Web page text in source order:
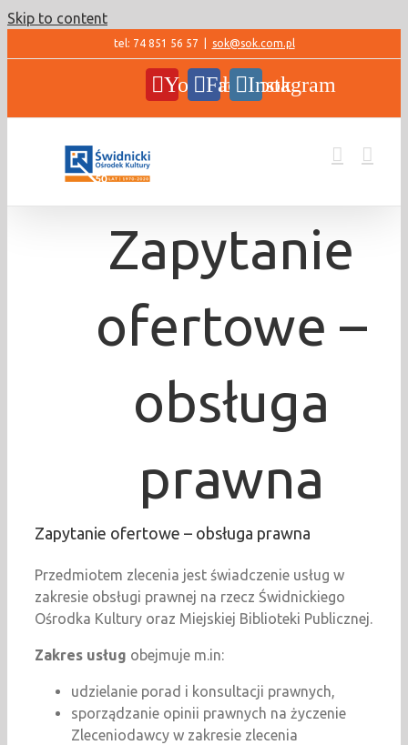
Skip to content
tel: 74 851 56 57 sok@sok.com.pl
YouTubeFacebookInstagram
Zapytanie
ofertowe –
obsługa
prawna
Zapytanie ofertowe – obsługa prawna
Przedmiotem zlecenia jest świadczenie usług w
zakresie obsługi prawnej na rzecz Świdnickiego
Ośrodka Kultury oraz Miejskiej Biblioteki Publicznej.
Zakres usług obejmuje m.in:
udzielanie porad i konsultacji prawnych,
sporządzanie opinii prawnych na życzenie
Zleceniodawcy w zakresie zlecenia